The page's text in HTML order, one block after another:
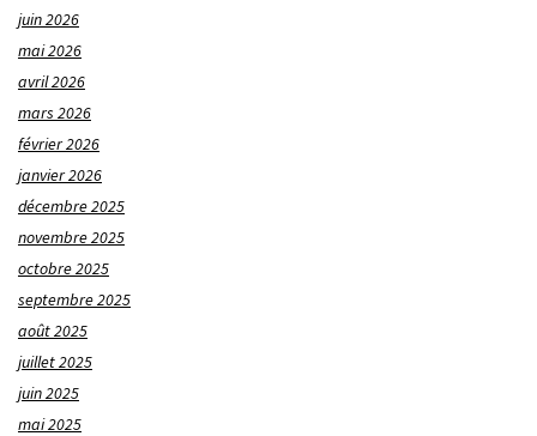
juin 2026
mai 2026
avril 2026
mars 2026
février 2026
janvier 2026
décembre 2025
novembre 2025
octobre 2025
septembre 2025
août 2025
juillet 2025
juin 2025
mai 2025